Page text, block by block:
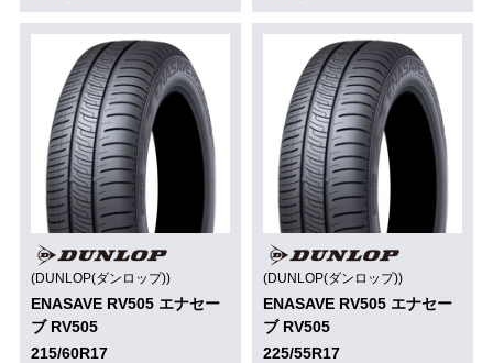
(DUNLOP(ダンロップ))
ENASAVE RV505 エナセー
ブ RV505
215/60R17
(DUNLOP(ダンロップ))
ENASAVE RV505 エナセー
ブ RV505
225/55R17